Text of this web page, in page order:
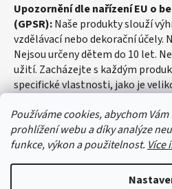
Používáme cookies, abychom
prohlížení webu a díky analýze
funkce, výkon a použitelnost. Více
Upozornění dle nařízení EU o
(GPSR):Naše produkty slouží
vzdělávací nebo dekorační účely.
Nejsou určeny dětem do 10 let.
užití. Zacházejte s každým
specifické vlastnosti, jako je